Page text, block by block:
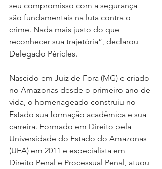
seu compromisso com a segurança
são fundamentais na luta contra o
crime. Nada mais justo do que
reconhecer sua trajetória”, declarou
Delegado Péricles.
Nascido em Juiz de Fora (MG) e criado
no Amazonas desde o primeiro ano de
vida, o homenageado construiu no
Estado sua formação acadêmica e sua
carreira. Formado em Direito pela
Universidade do Estado do Amazonas
(UEA) em 2011 e especialista em
Direito Penal e Processual Penal, atuou